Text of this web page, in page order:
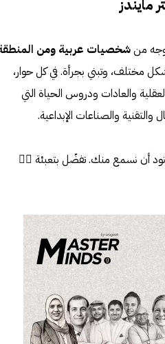
شخصيات عربية ومن
مختلف، وتبني بجرأة. في كل حوار،
والعادات ودروس الحياة التي
والصناعات الإبداعية.
أن نسمع منك. تفضّل بتعبئة 👈🏼